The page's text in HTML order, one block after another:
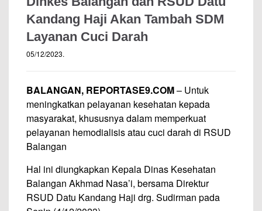
Kandang Haji Akan Tambah SDM
Layanan Cuci Darah
05/12/2023.
BALANGAN, REPORTASE9.COM– Untuk
meningkatkan pelayanan kesehatan kepada
masyarakat, khususnya dalam memperkuat
pelayanan hemodialisis atau cuci darah di RSUD
Balangan
Hal ini diungkapkan Kepala Dinas Kesehatan
Balangan Akhmad Nasa’i, bersama Direktur
RSUD Datu Kandang Haji drg. Sudirman pada